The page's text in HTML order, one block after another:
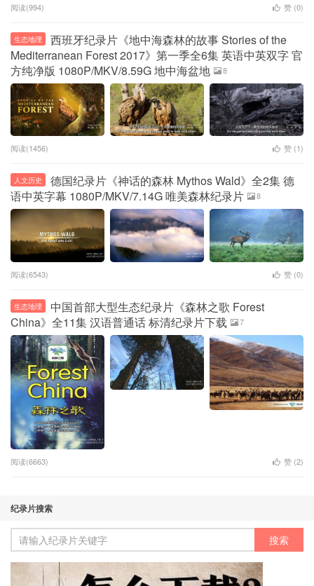
阅读(994) 赞 (0)
生态地理
西班牙纪录片《地中海森林的故事 Stories of the
Mediterranean Forest 2017》第一季全6集 英语中英双字 官
方纯净版 1080P/MKV/8.59G 地中海盆地
8
阅读(1456) 赞 (1)
人文历史
德国纪录片《神话的森林 Mythos Wald》全2集 德
语中英字幕 1080P/MKV/7.14G 唯美森林纪录片
8
阅读(6543) 赞 (0)
生态地理
中国首部大型生态纪录片《森林之歌 Forest
China》全11集 汉语普通话 标清纪录片下载
7
阅读(6663) 赞 (2)
纪录片搜索